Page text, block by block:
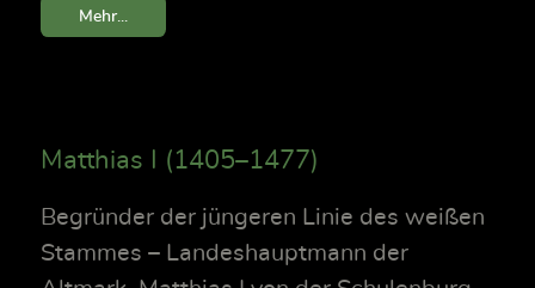
Mehr...
Matthias I (1405–1477)
Begründer der jüngeren Linie des weißen
Stammes – Landeshauptmann der